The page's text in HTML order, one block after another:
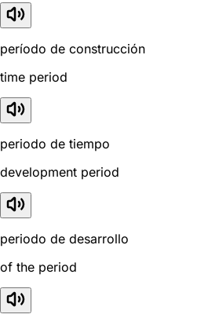
período de construcción
time period
periodo de tiempo
development period
periodo de desarrollo
of the period